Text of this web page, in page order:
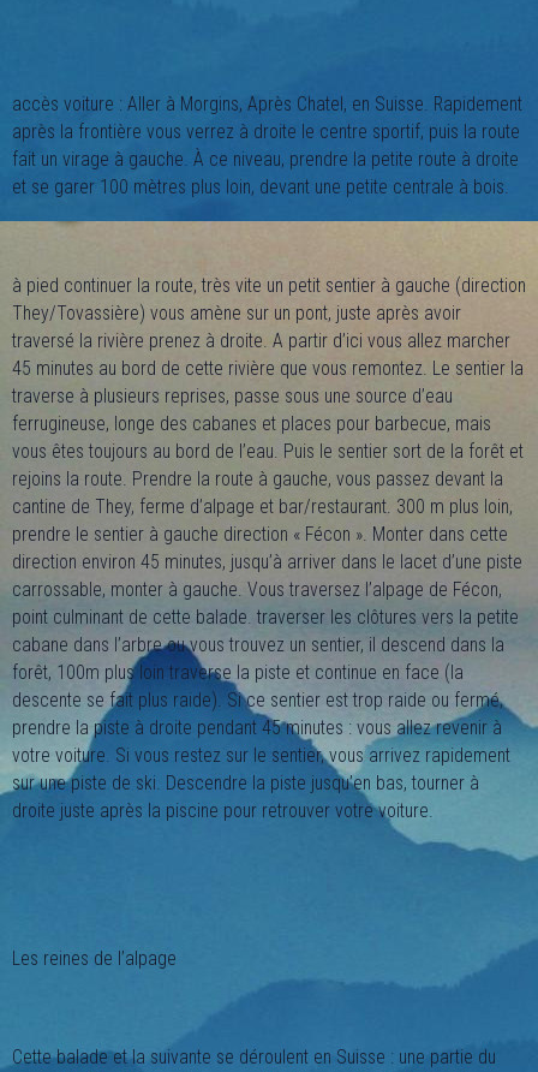
accès voiture : Aller à Morgins, Après Chatel, en Suisse. Rapidement
après la frontière vous verrez à droite le centre sportif, puis la route
fait un virage à gauche. À ce niveau, prendre la petite route à droite
et se garer 100 mètres plus loin, devant une petite centrale à bois.
à pied continuer la route, très vite un petit sentier à gauche (direction
They/Tovassière) vous amène sur un pont, juste après avoir
traversé la rivière prenez à droite. A partir d’ici vous allez marcher
45 minutes au bord de cette rivière que vous remontez. Le sentier la
traverse à plusieurs reprises, passe sous une source d’eau
ferrugineuse, longe des cabanes et places pour barbecue, mais
vous êtes toujours au bord de l’eau. Puis le sentier sort de la forêt et
rejoins la route. Prendre la route à gauche, vous passez devant la
cantine de They, ferme d’alpage et bar/restaurant. 300 m plus loin,
prendre le sentier à gauche direction « Fécon ». Monter dans cette
direction environ 45 minutes, jusqu’à arriver dans le lacet d’une piste
carrossable, monter à gauche. Vous traversez l’alpage de Fécon,
point culminant de cette balade. traverser les clôtures vers la petite
cabane dans l’arbre ou vous trouvez un sentier, il descend dans la
forêt, 100m plus loin traverse la piste et continue en face (la
descente se fait plus raide). Si ce sentier est trop raide ou fermé,
prendre la piste à droite pendant 45 minutes : vous allez revenir à
votre voiture. Si vous restez sur le sentier, vous arrivez rapidement
sur une piste de ski. Descendre la piste jusqu’en bas, tourner à
droite juste après la piscine pour retrouver votre voiture.
Les reines de l’alpage
Cette balade et la suivante se déroulent en Suisse : une partie du